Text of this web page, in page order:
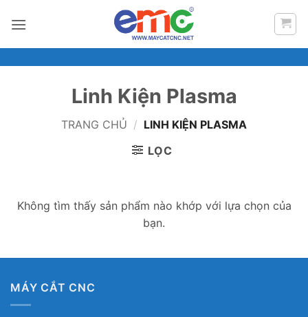
qua
Linh Kiện Plasma
TRANG CHỦ / LINH KIỆN PLASMA
LỌC
Không tìm thấy sản phẩm nào khớp với lựa chọn của
bạn.
MÁY CẮT CNC